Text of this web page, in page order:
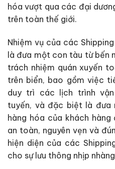
hóa vượt qua các đại
trên toàn thế giới.
Nhiệm vụ của các
là đưa một con tàu từ bến
trách nhiệm quán xuyến
trên biển, bao gồm việc
duy trì các lịch trình vận
tuyến, và đặc biệt là
hàng hóa của khách
an toàn, nguyên vẹn và
hiện diện của các
cho sự lưu thông nhịp